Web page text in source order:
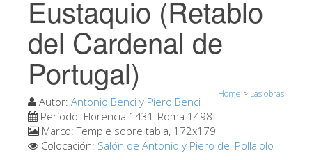
Contáctenos
Visite los Uffizi
Reserve ahora
Visita virtual
Las obras
Las salas
Los Artistas
Eustaquio (Retablo
del Cardenal de
Portugal)
Home > Las obras
Autor: Antonio Benci y Piero Benci
Período: Florencia 1431-Roma 1498
Marco:Temple sobre tabla, 172x179
Colocación: Salón de Antonio y Piero del Pollaiolo